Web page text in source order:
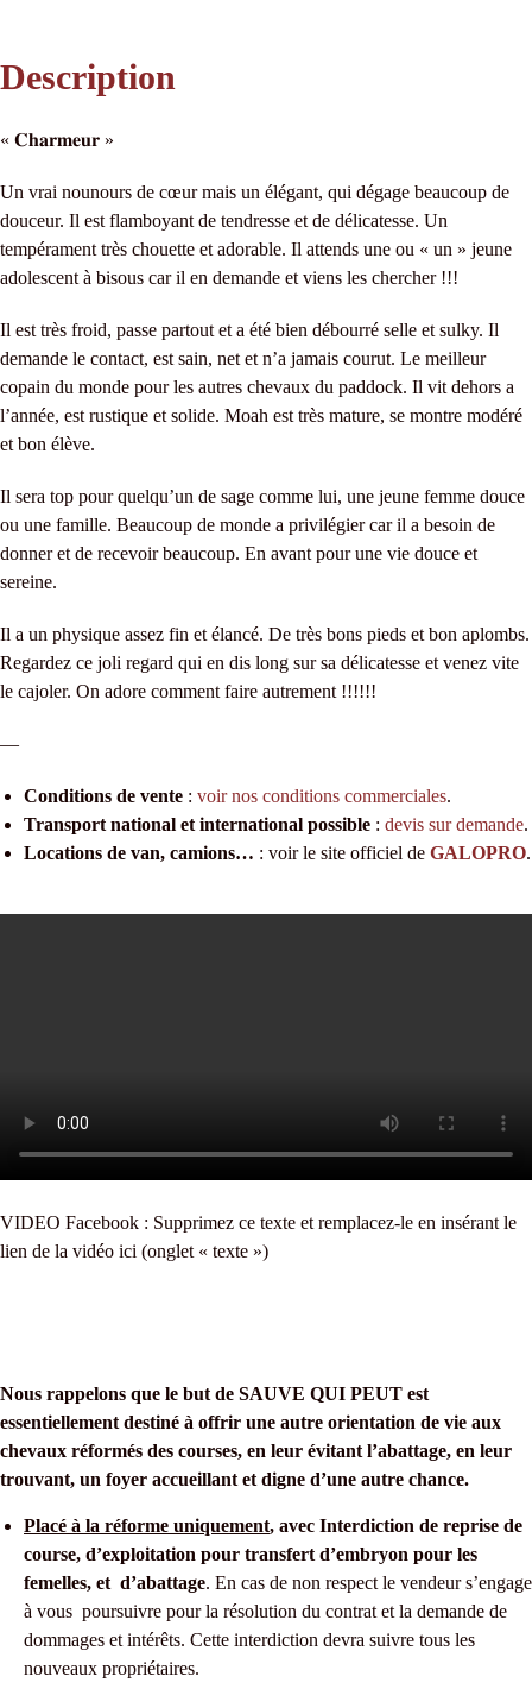
Description
« 𝐂𝐡𝐚𝐫𝐦𝐞𝐮𝐫 »
Un vrai nounours de cœur mais un élégant, qui dégage beaucoup de
douceur. Il est flamboyant de tendresse et de délicatesse. Un
tempérament très chouette et adorable. Il attends une ou « un » jeune
adolescent à bisous car il en demande et viens les chercher !!!
Il est très froid, passe partout et a été bien débourré selle et sulky. Il
demande le contact, est sain, net et n’a jamais courut. Le meilleur
copain du monde pour les autres chevaux du paddock. Il vit dehors a
l’année, est rustique et solide. Moah est très mature, se montre modéré
et bon élève.
Il sera top pour quelqu’un de sage comme lui, une jeune femme douce
ou une famille. Beaucoup de monde a privilégier car il a besoin de
donner et de recevoir beaucoup. En avant pour une vie douce et
sereine.
Il a un physique assez fin et élancé. De très bons pieds et bon aplombs.
Regardez ce joli regard qui en dis long sur sa délicatesse et venez vite
le cajoler. On adore comment faire autrement !!!!!!
—
Conditions de vente : voir nos conditions commerciales.
Transport national et international possible : devis sur demande.
Locations de van, camions… : voir le site officiel de GALOPRO.
VIDEO Facebook : Supprimez ce texte et remplacez-le en insérant le
lien de la vidéo ici (onglet « texte »)
Nous rappelons que le but de SAUVE QUI PEUT est
essentiellement destiné à offrir une autre orientation de vie aux
chevaux réformés des courses, en leur évitant l’abattage, en leur
trouvant, un foyer accueillant et digne d’une autre chance.
Placé à la réforme uniquement, avec Interdiction de reprise de
course, d’exploitation pour transfert d’embryon pour les
femelles, et d’abattage. En cas de non respect le vendeur s’engage
à vous poursuivre pour la résolution du contrat et la demande de
dommages et intérêts. Cette interdiction devra suivre tous les
nouveaux propriétaires.